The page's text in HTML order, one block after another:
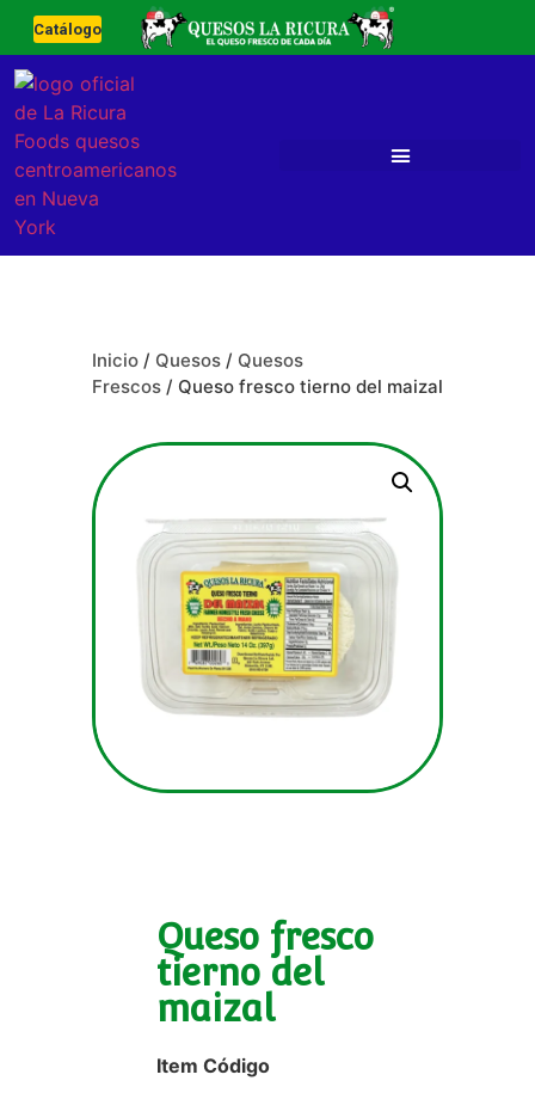
Catálogo
Inicio / Quesos / Quesos
Frescos / Queso fresco tierno del maizal
Queso fresco
tierno del
maizal
Item Código